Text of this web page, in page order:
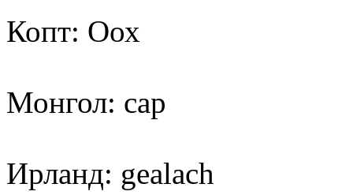
Копт: Оох
Монгол: сар
Ирланд: gealach